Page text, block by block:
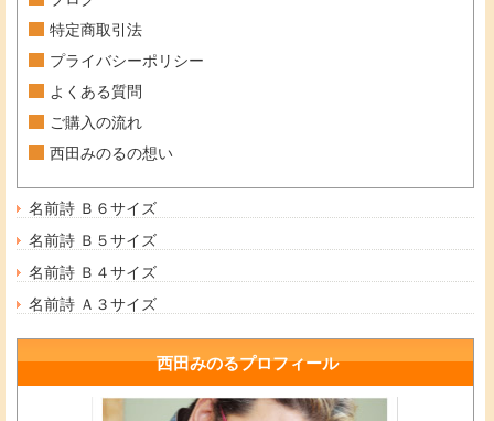
特定商取引法
プライバシーポリシー
よくある質問
ご購入の流れ
西田みのるの想い
名前詩 Ｂ６サイズ
名前詩 Ｂ５サイズ
名前詩 Ｂ４サイズ
名前詩 Ａ３サイズ
西田みのるプロフィール